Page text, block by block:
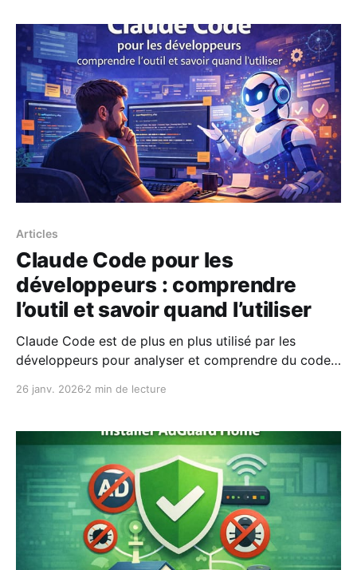
Articles
Claude Code pour les
développeurs : comprendre
l’outil et savoir quand l’utiliser
Claude Code est de plus en plus utilisé par les
développeurs pour analyser et comprendre du code
ses points forts, ses limites et les situations où il
26 janv. 2026 2 min de lecture